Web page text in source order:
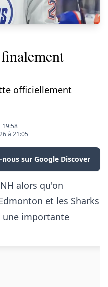
officiellement
19:58
à 21:05
nous sur Google Discover
alors qu'on
et les Sharks
une importante